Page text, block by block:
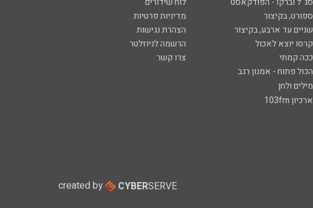
ספורט, בקיצור
מדיניות פרטיות
שניים עד ארבע, בקיצור
הצהרת נגישות
קרסו יוצא לאכול
הרשמה לניוזלטר
ככה קמתי
צרו קשר
הכול פתוח - אמנון רגב
מילים ולחן
ארכיון 103fm
created by CYBERSERVE